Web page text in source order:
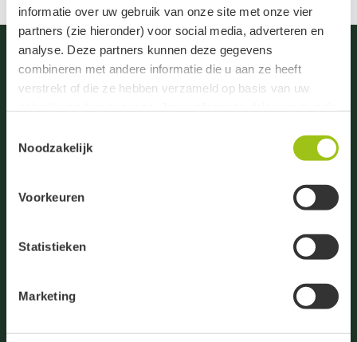
informatie over uw gebruik van onze site met onze vier
partners (zie hieronder) voor social media, adverteren en
analyse. Deze partners kunnen deze gegevens
combineren met andere informatie die u aan ze heeft
verstrekt of die ze hebben verzameld op basis van uw
Clerk
Je kunt jouw toestemming ten alle tijden intrekken via de
Noodzakelijk
Voorkeuren
Statistieken
Marketing
De Droogmakerij 23
Algemene vragen:
+31 (0)72 303 4027
Zakelijke vragen: